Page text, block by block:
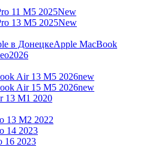
11 M5 2025New
13 M5 2025New
Apple MacBook
2026
Air 13 M5 2026new
Air 15 M5 2026new
13 M1 2020
13 M2 2022
14 2023
16 2023